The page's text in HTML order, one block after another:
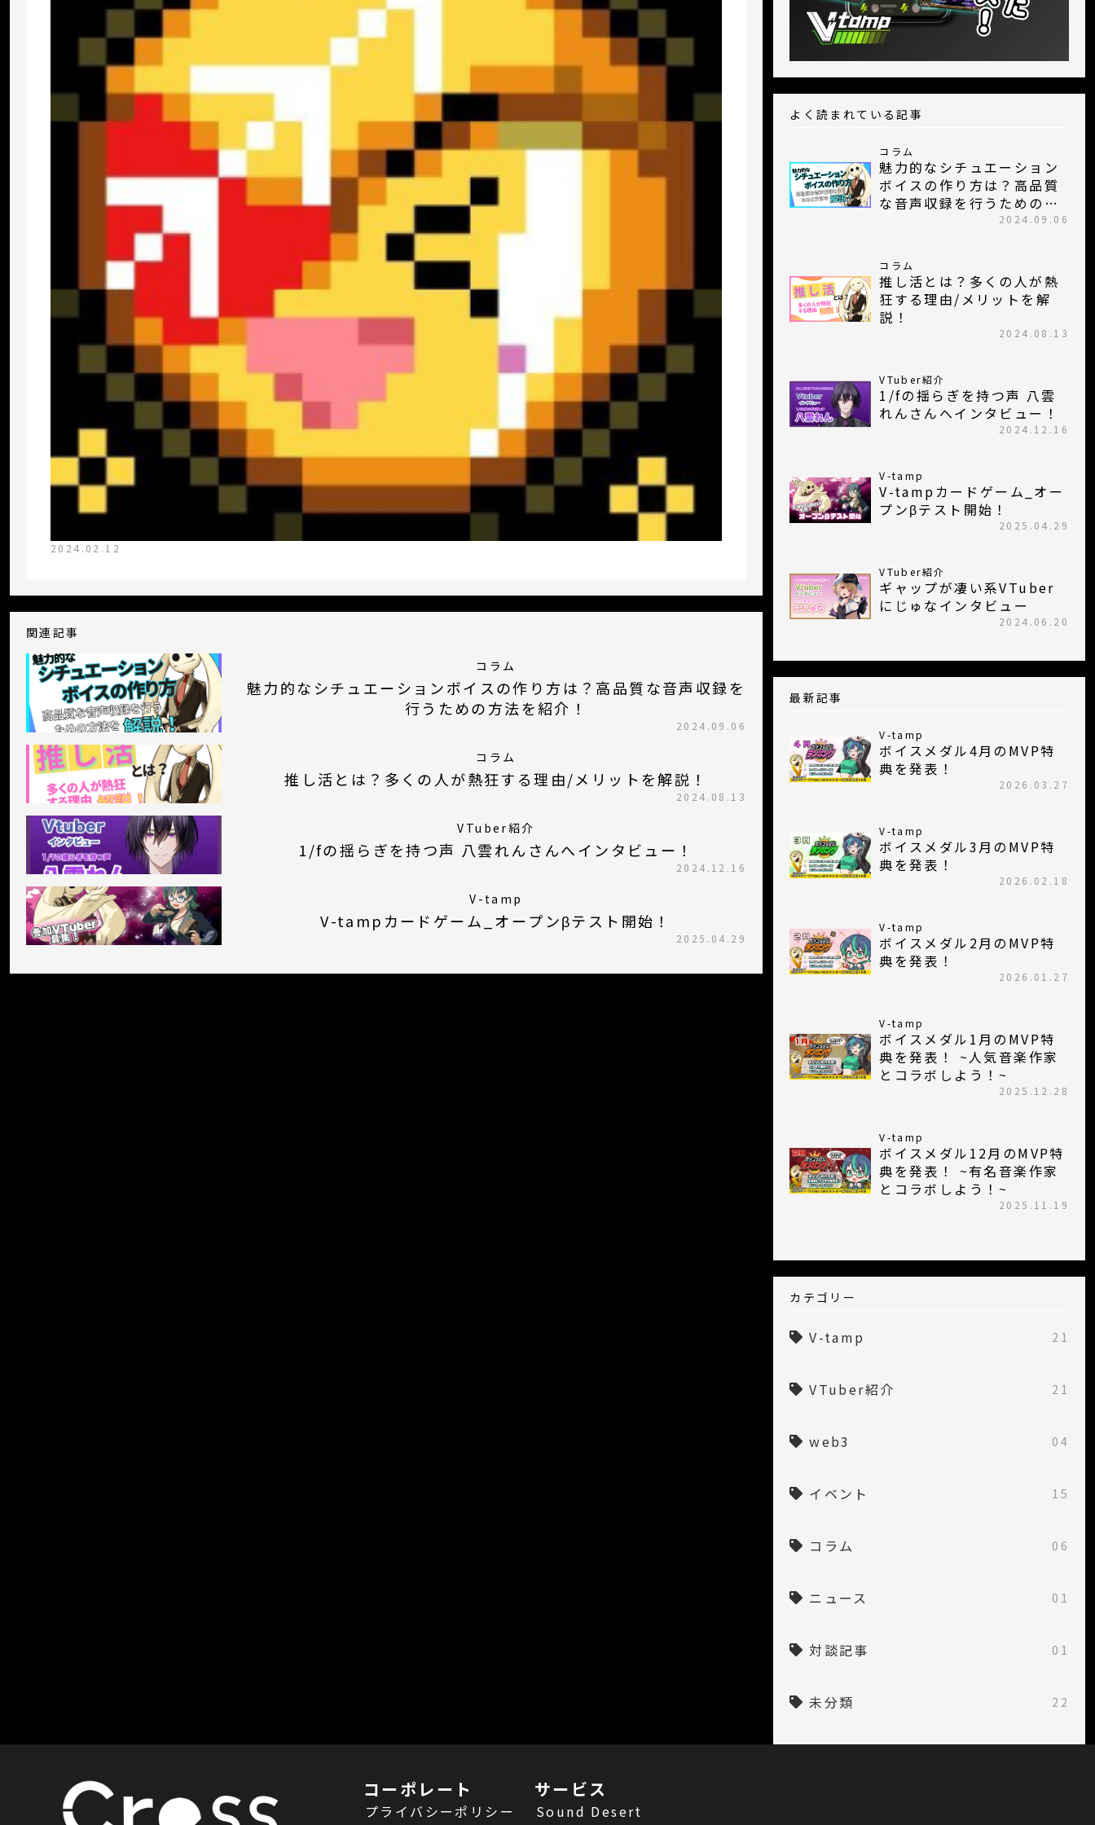
2024.02.12
関連記事
コラム
魅力的なシチュエーションボイスの作り方は？高品質な音声収録を
行うための方法を紹介！
2024.09.06
コラム
推し活とは？多くの人が熱狂する理由/メリットを解説！
2024.08.13
VTuber紹介
1/fの揺らぎを持つ声 八雲れんさんへインタビュー！
2024.12.16
V-tamp
V-tampカードゲーム_オープンβテスト開始！
2025.04.29
よく読まれている記事
コラム
魅力的なシチュエーション
ボイスの作り方は？高品質
な音声収録を行うための方
2024.09.06
コラム
推し活とは？多くの人が熱
狂する理由/メリットを解
説！
2024.08.13
VTuber紹介
1/fの揺らぎを持つ声 八雲
れんさんへインタビュー！
2024.12.16
V-tamp
V-tampカードゲーム_オー
プンβテスト開始！
2025.04.29
VTuber紹介
ギャップが凄い系VTuber
にじゅなインタビュー
2024.06.20
最新記事
V-tamp
ボイスメダル4月のMVP特
典を発表！
2026.03.27
V-tamp
ボイスメダル3月のMVP特
典を発表！
2026.02.18
V-tamp
ボイスメダル2月のMVP特
典を発表！
2026.01.27
V-tamp
ボイスメダル1月のMVP特
典を発表！ ~人気音楽作家
とコラボしよう！~
2025.12.28
V-tamp
ボイスメダル12月のMVP特
典を発表！ ~有名音楽作家
とコラボしよう！~
2025.11.19
カテゴリー
V-tamp 21
VTuber紹介 21
web3 04
イベント 15
コラム 06
ニュース 01
対談記事 01
未分類 22
コーポレート
プライバシーポリシー
サービス
Sound Desert